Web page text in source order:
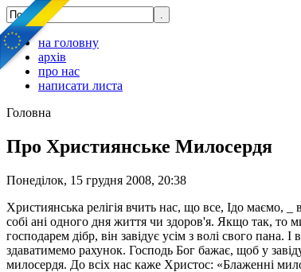
на головну
архів
про нас
написати листа
Головна
Про Християнське Милосердя
Понеділок, 15 грудня 2008, 20:38
Християнська релігія вчить нас, що все, Ідо маємо,
собі ані одного дня життя чи здоров'я. Якщо так, то
господарем дібр, він завідує усім з волі свого
здаватимемо рахунок. Господь Бог бажає, щоб у
милосердя. До всіх нас каже Христос: «Блаженні